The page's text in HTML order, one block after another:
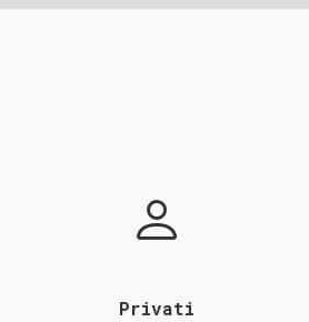
Privati